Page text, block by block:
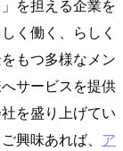
を担える企業を
く働く、らしく
もつ多様なメン
サービスを提供
を盛り上げてい
興味あれば、 ア